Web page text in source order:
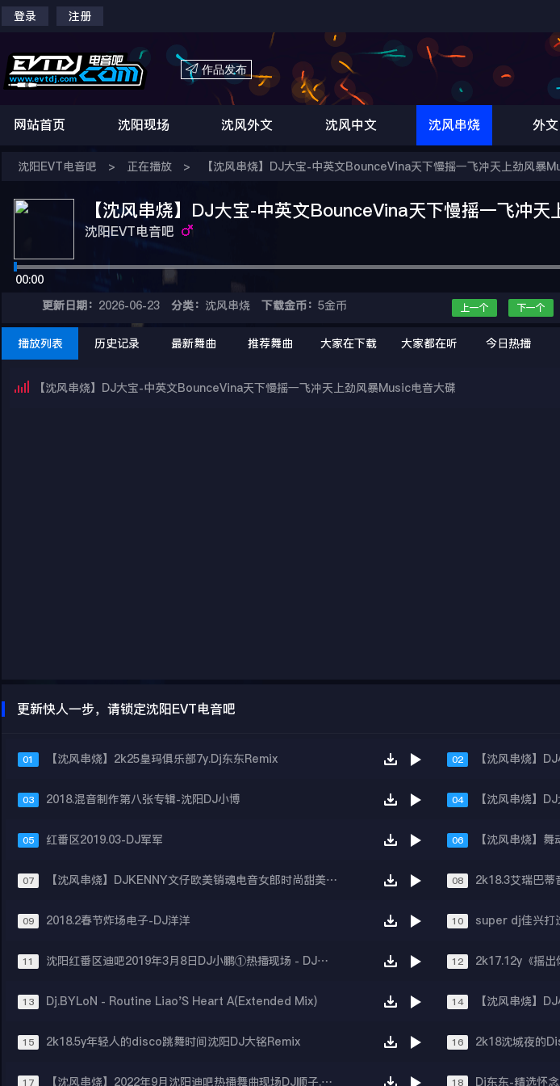
登录 注册
 作品发布
网站首页 沈阳现场 沈风外文 沈风中文 沈风串烧 外
沈阳EVT电音吧 > 正在播放 > 【沈风串烧】DJ大宝-中英文BounceVina天下慢摇一飞冲天上劲风暴
【沈风串烧】DJ大宝-中英文BounceVina天下慢摇一飞冲
沈阳EVT电音吧
00:00
更新日期： 2026-06-23 分类： 沈风串烧 下载金币：5金币 上一个 下一个
播放列表 历史记录 最新舞曲 推荐舞曲 大家在下载 大家都在听 今日热播
【沈风串烧】DJ大宝-中英文BounceVina天下慢摇一飞冲天上劲风暴Music电音大碟
更新快人一步，请锁定沈阳EVT电音吧
01 【沈风串烧】2k25皇玛俱乐部7y.Dj东东Remix 02
03 2018.混音制作第八张专辑-沈阳DJ小博 04
05 红番区2019.03-DJ军军 06 【沈风串烧】
07 【沈风串烧】DJKENNY文仔欧美销魂电音女郎时尚甜美女声HOUSE极品铺垫气氛上冲 08 2k18.3艾瑞巴
09 2018.2春节炸场电子-DJ洋洋 10
11 沈阳红番区迪吧2019年3月8日DJ小鹏①热播现场 - DJ孙龙 12 2k17.12y《摇
13 Dj.BYLoN - Routine Liao'S Heart A(Extended Mix) 14
15 2k18.5y年轻人的disco跳舞时间沈阳DJ大铭Remix 16 2k18沈城夜的
17 【沈风串烧】2022年9月沈阳迪吧热播舞曲现场DJ顺子.mp3 18 Dj东东-精选怀